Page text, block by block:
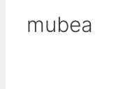
mubea